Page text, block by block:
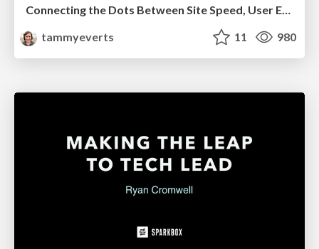
Connecting the Dots Between Site Speed, User Experience & Your Business [WebExpo 2025]
tammyeverts
11 980